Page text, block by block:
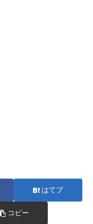
はてブ
コピー